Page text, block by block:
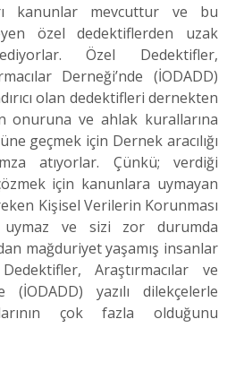
kanunlar mevcuttur ve bu
özel dedektiflerden uzak
Özel Dedektifler,
Derneği’nde (İODADD)
olan dedektifleri dernekten
onuruna ve ahlak kurallarına
geçmek için Dernek aracılığı
atıyorlar. Çünkü; verdiği
için kanunlara uymayan
Kişisel Verilerin Korunması
uymaz ve sizi zor durumda
mağduriyet yaşamış insanlar
Araştırmacılar ve
(İODADD) yazılı dilekçelerle
çok fazla olduğunu